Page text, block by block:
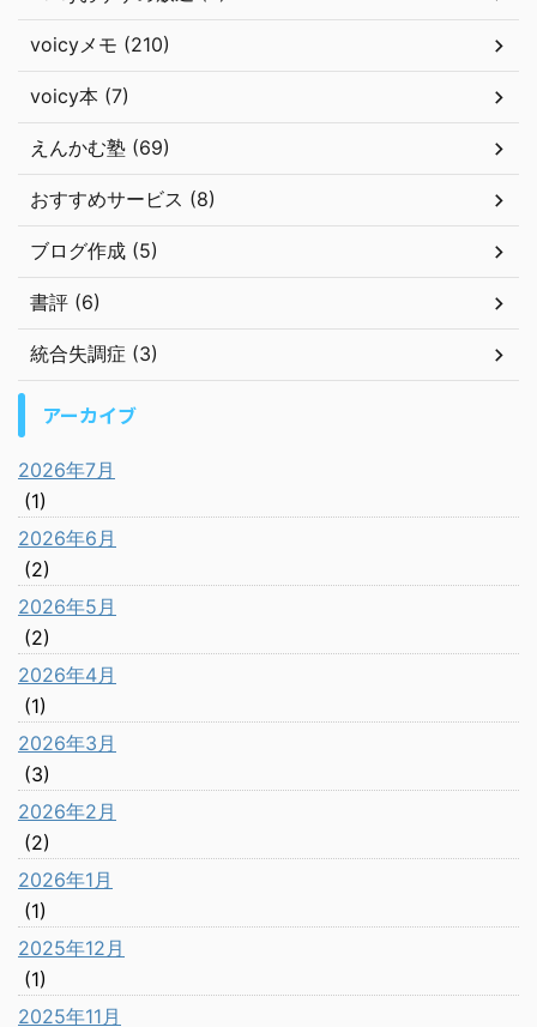
voicyメモ (210)
voicy本 (7)
えんかむ塾 (69)
おすすめサービス (8)
ブログ作成 (5)
書評 (6)
統合失調症 (3)
アーカイブ
2026年7月
(1)
2026年6月
(2)
2026年5月
(2)
2026年4月
(1)
2026年3月
(3)
2026年2月
(2)
2026年1月
(1)
2025年12月
(1)
2025年11月